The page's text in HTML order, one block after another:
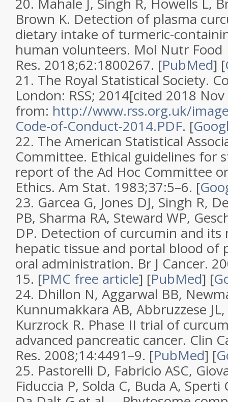
Brown K. Detection of plasma
dietary intake of turmeric-
human volunteers. Mol Nutr Food
Res. 2018;62:1800267. [PubMed] [
21. The Royal Statistical Society.
London: RSS; 2014[cited 2018
from: http://www.rss.org.uk/
Code-of-Conduct-2014.PDF. [
22. The American Statistical
Committee. Ethical guidelines for
report of the Ad Hoc Committee
Ethics. Am Stat. 1983;37:5–6. [
23. Garcea G, Jones DJ, Singh R,
PB, Sharma RA, Steward WP,
DP. Detection of curcumin and its
hepatic tissue and portal blood of
oral administration. Br J Cancer.
15. [PMC free article] [PubMed] [
24. Dhillon N, Aggarwal BB,
Kunnumakkara AB, Abbruzzese
Kurzrock R. Phase II trial of
advanced pancreatic cancer. Clin
Res. 2008;14:4491–9. [PubMed] [
25. Pastorelli D, Fabricio ASC,
Fiduccia P, Solda C, Buda A, Sperti